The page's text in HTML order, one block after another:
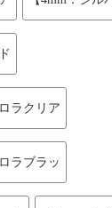
ラクリア
ラブラッ